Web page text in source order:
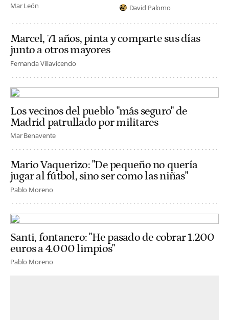
Mar León David Palomo
Marcel, 71 años, pinta y comparte sus días
junto a otros mayores
Fernanda Villavicencio
Los vecinos del pueblo "más seguro" de
Madrid patrullado por militares
Mar Benavente
Mario Vaquerizo: "De pequeño no quería
jugar al fútbol, sino ser como las niñas"
Pablo Moreno
Santi, fontanero: "He pasado de cobrar 1.200
euros a 4.000 limpios"
Pablo Moreno